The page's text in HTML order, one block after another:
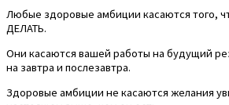
Любые здоровые амбиции касаются того,
ДЕЛАТЬ.
Они касаются вашей работы на будущий
на завтра и послезавтра.
Здоровые амбиции не касаются желания